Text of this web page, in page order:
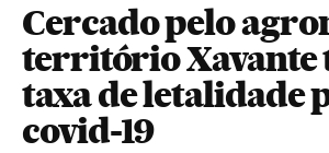
Cercado pelo
território Xavante
taxa de letalidade
covid-19